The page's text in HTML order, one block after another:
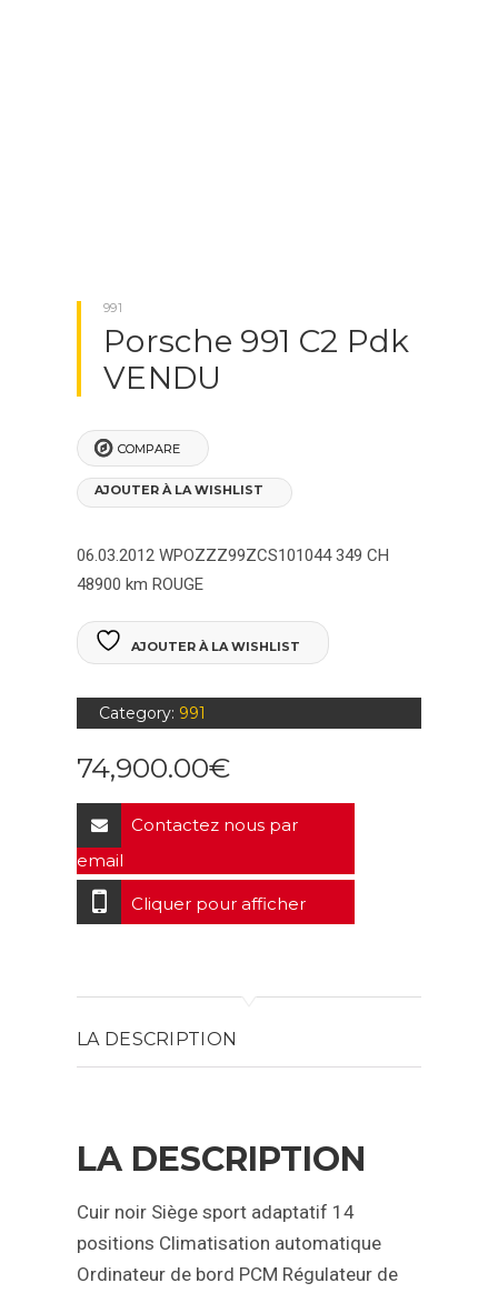
991
Porsche 991 C2 Pdk
VENDU
COMPARE
AJOUTER À LA WISHLIST
06.03.2012 WPOZZZ99ZCS101044349 CH
48900 km ROUGE
AJOUTER À LA WISHLIST
Category: 991
74,900.00€
Contactez nous par
email
Cliquer pour afficher
LA DESCRIPTION
LA DESCRIPTION
Cuir noir Siège sport adaptatif 14
positions Climatisation automatique
Ordinateur de bord PCM Régulateur de